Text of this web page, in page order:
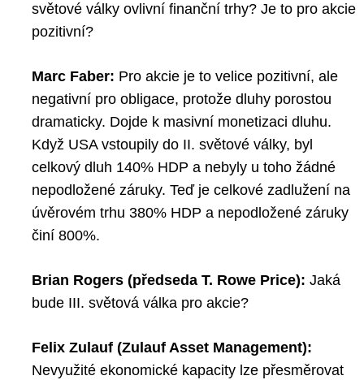
světové války ovlivní finanční trhy? Je to pro akcie
pozitivní?
Marc Faber: Pro akcie je to velice pozitivní, ale
negativní pro obligace, protože dluhy porostou
dramaticky. Dojde k masivní monetizaci dluhu.
Když USA vstoupily do II. světové války, byl
celkový dluh 140% HDP a nebyly u toho žádné
nepodložené záruky. Teď je celkové zadlužení na
úvěrovém trhu 380% HDP a nepodložené záruky
činí 800%.
Brian Rogers (předseda T. Rowe Price): Jaká
bude III. světová válka pro akcie?
Felix Zulauf (Zulauf Asset Management):
Nevyužité ekonomické kapacity lze přesměrovat